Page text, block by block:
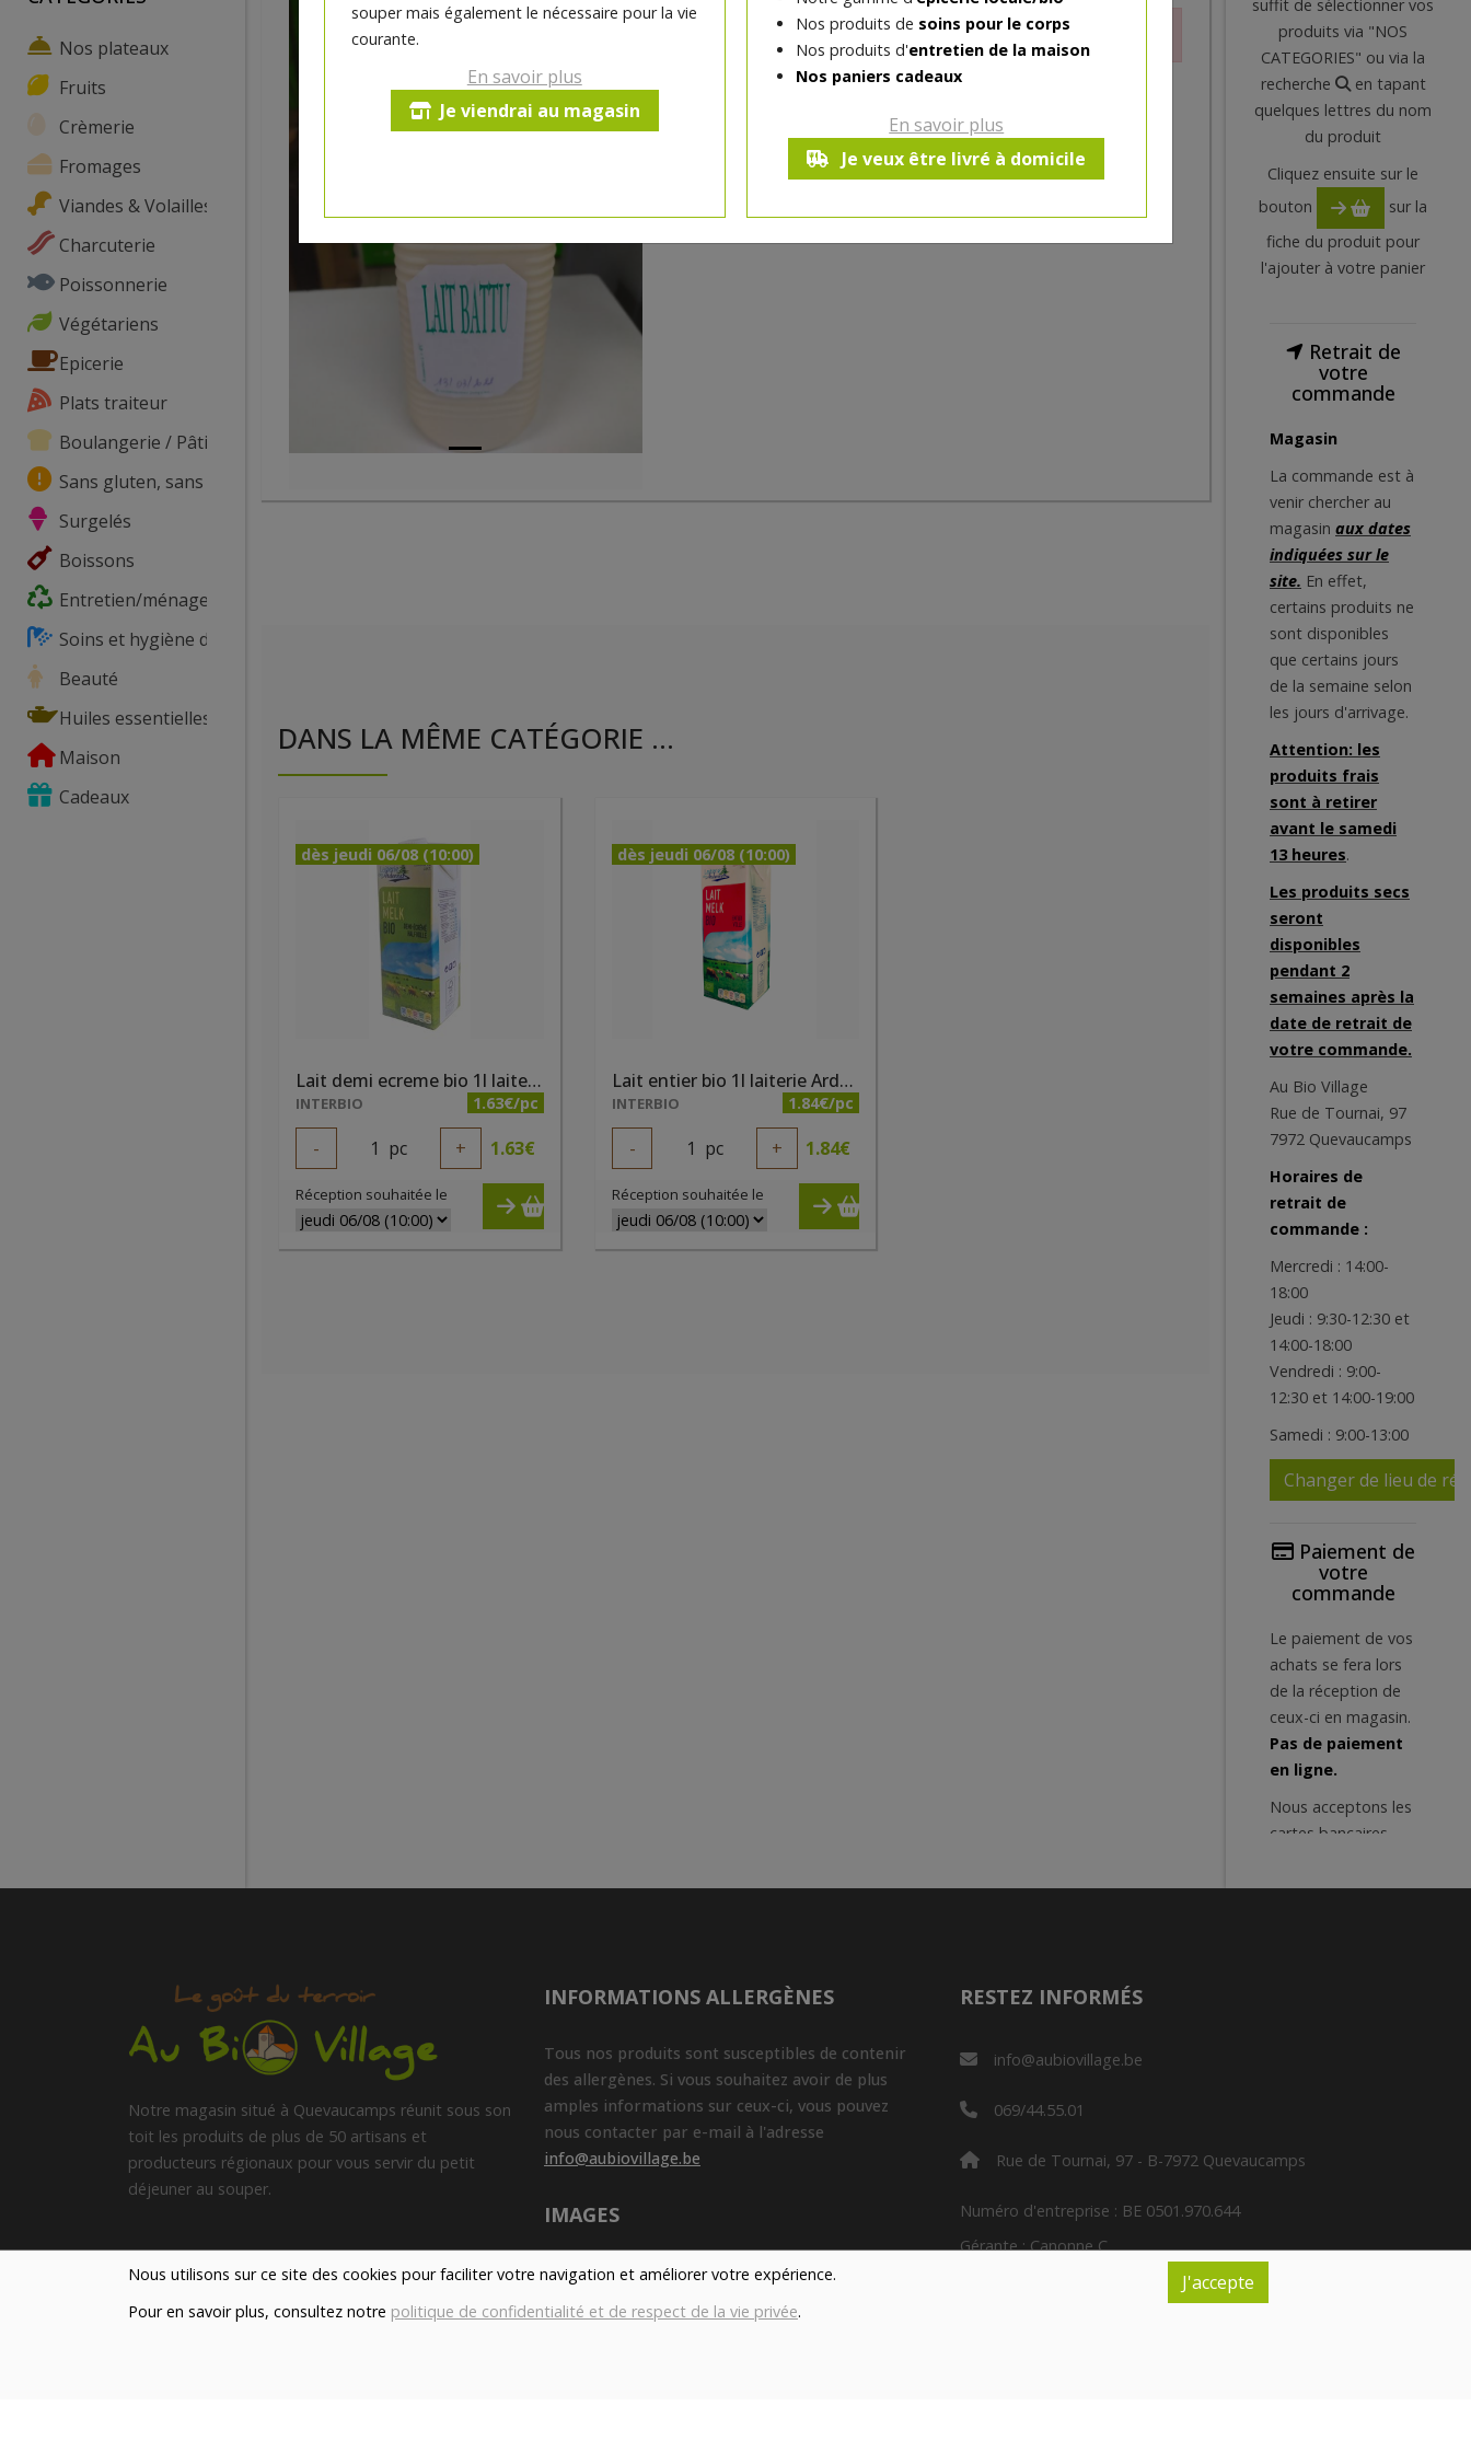
Nous utilisons sur ce site des cookies pour faciliter votre navigation et améliorer votre expérience.
Pour en savoir plus, consultez notre politique de confidentialité et de respect de la vie privée.
J'accepte
Nos plateaux
Fruits
Crèmerie
Fromages
Viandes & Volailles
Charcuterie
Poissonnerie
Végétariens
Epicerie
Plats traiteur
Boulangerie / Pâtisserie
Sans gluten, sans lactose, ...
Surgelés
Boissons
Entretien/ménage
Soins et hygiène du corps
Beauté
Huiles essentielles
Maison
Cadeaux
souper mais également le nécessaire pour la vie
courante.
En savoir plus
Je viendrai au magasin
Nos produits de soins pour le corps
Nos produits d'entretien de la maison
Nos paniers cadeaux
En savoir plus
Je veux être livré à domicile
Produit indisponible actuellement
DANS LA MÊME CATÉGORIE ...
dès jeudi 06/08 (10:00)
Lait demi ecreme bio 1l laiterie Ardennes
INTERBIO 1.63€/pc
- 1 pc + 1.63€
Réception souhaitée le
dès jeudi 06/08 (10:00)
Lait entier bio 1l laiterie Ardennes
INTERBIO 1.84€/pc
- 1 pc + 1.84€
Réception souhaitée le
suffit de sélectionner vos
produits via "NOS
CATEGORIES" ou via la
recherche
en tapant
quelques lettres du nom
du produit
Cliquez ensuite sur le
bouton
sur la
fiche du produit pour
l'ajouter à votre panier
Retrait de
votre
commande
Magasin
La commande est à
venir chercher au
magasin aux dates
indiquées sur le
site. En effet,
certains produits ne
sont disponibles
que certains jours
de la semaine selon
les jours d'arrivage.
Attention: les
produits frais
sont à retirer
avant le samedi
13 heures.
Les produits secs
seront
disponibles
pendant 2
semaines après la
date de retrait de
votre commande.
Au Bio Village
Rue de Tournai, 97
7972 Quevaucamps
Horaires de
retrait de
commande :
Mercredi : 14:00-
18:00
Jeudi : 9:30-12:30 et
14:00-18:00
Vendredi : 9:00-
12:30 et 14:00-19:00
Samedi : 9:00-13:00
Changer de lieu de
Paiement de
votre
commande
Le paiement de vos
achats se fera lors
de la réception de
ceux-ci en magasin.
Pas de paiement
en ligne.
Nous acceptons les
cartes bancaires
restaurant Edenred,
Notre magasin situé à Quevaucamps réunit sous son
toit les produits de plus de 50 artisans et
producteurs régionaux pour vous servir du petit
déjeuner au souper.
Qui sommes nous ?
Le blog
INFORMATIONS ALLERGÈNES
Tous nos produits sont susceptibles de contenir
des allergènes. Si vous souhaitez avoir de plus
amples informations sur ceux-ci, vous pouvez
nous contacter par e-mail à l'adresse
info@aubiovillage.be
IMAGES
Les images présentées pour illuster les produits
RESTEZ INFORMÉS
info@aubiovillage.be
069/44.55.01
Rue de Tournai, 97 - B-7972 Quevaucamps
Numéro d'entreprise : BE 0501.970.644
Gérante : Canonne C.
Conditions générales de vente, politique de